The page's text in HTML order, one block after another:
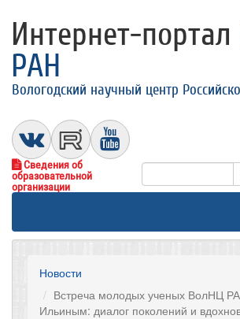
Интернет-портал
РАН
Вологодский научный центр
Сведения об
образовательной
организации
Новости
Встреча молодых ученых ВолНЦ
Ильиным: диалог поколений и